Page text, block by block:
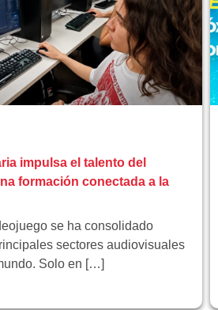
impulsa el talento del
formación conectada a la
se ha consolidado
sectores audiovisuales
Solo en […]